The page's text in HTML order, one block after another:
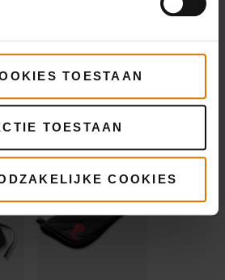
TOESTAAN
TOESTAAN
COOKIES